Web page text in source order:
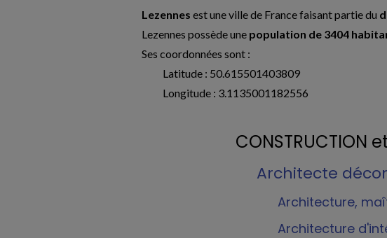
Lezennes est une ville de France faisant partie du
Lezennes possède une population de 3404
Ses coordonnées sont :
Latitude : 50.615501403809
Longitude : 3.1135001182556
CONSTRUCTION
Architecte
Architecture,
Architecture